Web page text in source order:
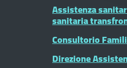
Assistenza
sanitaria
Consultorio
Direzione